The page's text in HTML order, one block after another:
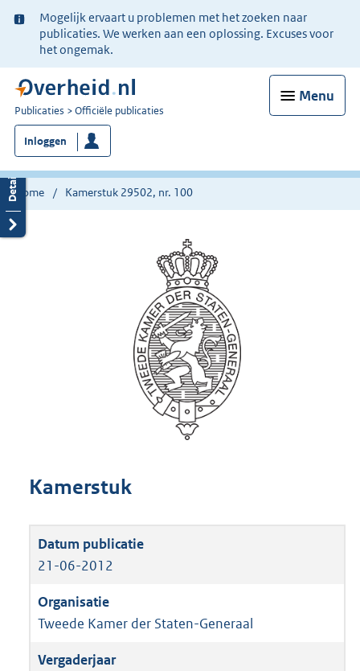
Ter
informatie:
Mogelijk ervaart u problemen met het zoeken naar
publicaties. We werken aan een oplossing. Excuses voor
het ongemak.
Menu
U
bent
nu
hier:
Publicaties Officiële publicaties
Inloggen
Home Kamerstuk 29502, nr. 100
Kamerstuk
21-06-2012
Tweede Kamer der Staten-Generaal